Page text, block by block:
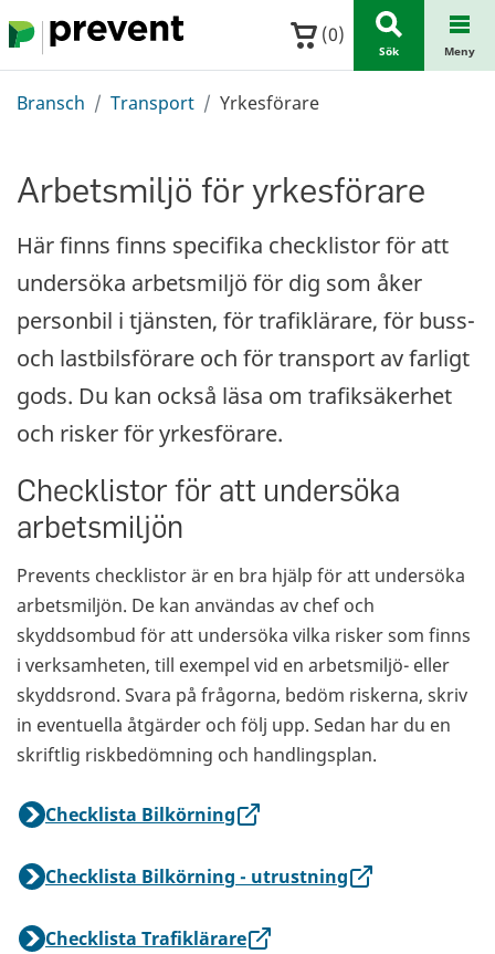
Hoppa till huvudinnehållet (0)
Sök Meny
Bransch Transport Yrkesförare
Arbetsmiljö för yrkesförare
Här finns finns specifika checklistor för att
undersöka arbetsmiljö för dig som åker
personbil i tjänsten, för trafiklärare, för buss-
och lastbilsförare och för transport av farligt
gods. Du kan också läsa om trafiksäkerhet
och risker för yrkesförare.
Checklistor för att undersöka
arbetsmiljön
Prevents checklistor är en bra hjälp för att undersöka
arbetsmiljön. De kan användas av chef och
skyddsombud för att undersöka vilka risker som finns
i verksamheten, till exempel vid en arbetsmiljö- eller
skyddsrond. Svara på frågorna, bedöm riskerna, skriv
in eventuella åtgärder och följ upp. Sedan har du en
skriftlig riskbedömning och handlingsplan.
Checklista Bilkörning
Checklista Bilkörning - utrustning
Checklista Trafiklärare